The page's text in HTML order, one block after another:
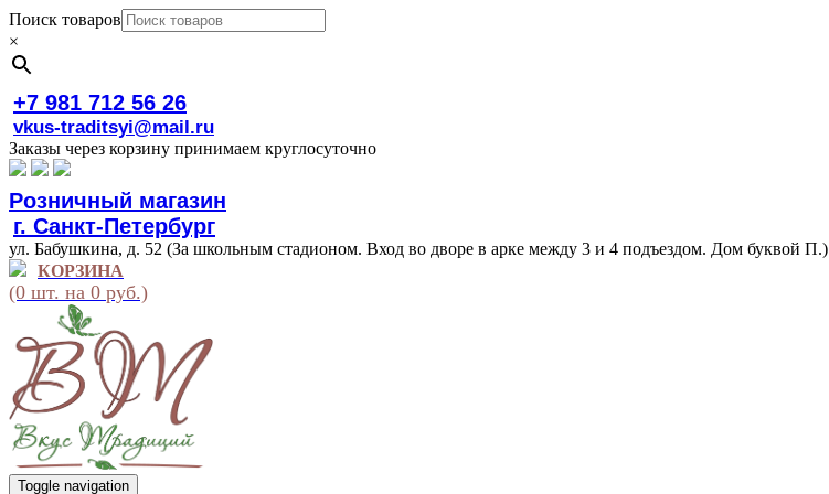
Поиск товаров
×
+7 981 712 56 26
vkus-traditsyi@mail.ru
Заказы через корзину принимаем круглосуточно
Розничный магазин
г. Санкт-Петербург
ул. Бабушкина, д. 52 (За школьным стадионом. Вход во дворе в арке между 3 и 4 подъездом. Дом буквой П.)
КОРЗИНА
(0 шт. на 0 руб.)
Toggle navigation